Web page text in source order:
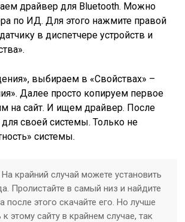
драйвер для Bluetooth. Можно
по ИД. Для этого нажмите правой
в диспетчере устройств и
выбираем в «Свойствах» –
Далее просто копируем первое
на сайт. И ищем драйвер. После
для своей системы. Только не
системы.
На крайний случай можете установить
. Пролистайте в самый низ и найдите
после этого скачайте его. Но лучше
к этому сайту в крайнем случае, так